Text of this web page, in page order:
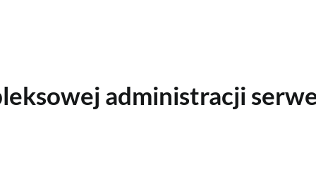
administracji